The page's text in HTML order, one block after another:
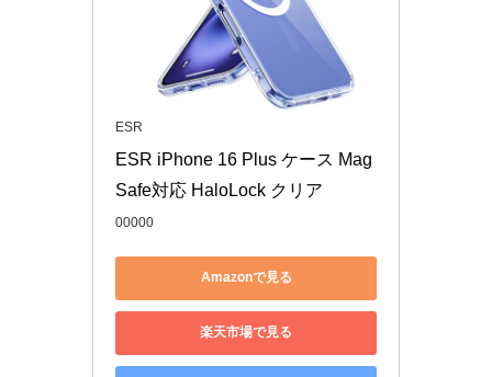
ESR
ESR iPhone 16 Plus ケース Mag
Safe対応 HaloLock クリア
00000
Amazonで見る
楽天市場で見る